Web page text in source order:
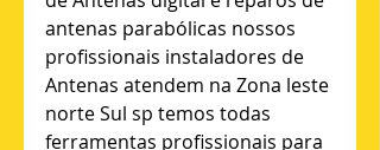
antenas parabólicas nossos
profissionais instaladores de
Antenas atendem na Zona leste
norte Sul sp temos todas
ferramentas profissionais para